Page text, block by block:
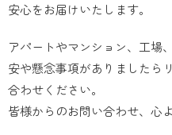
安心をお届けいたします。
アパートやマンション、工場
安や懸念事項がありましたら
合わせください。
皆様からのお問い合わせ、心